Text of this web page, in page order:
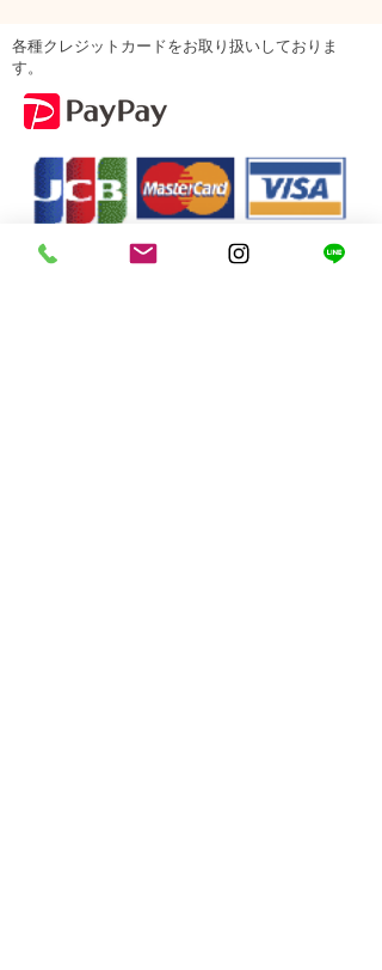
各種クレジットカードをお取り扱いしておりま
す。